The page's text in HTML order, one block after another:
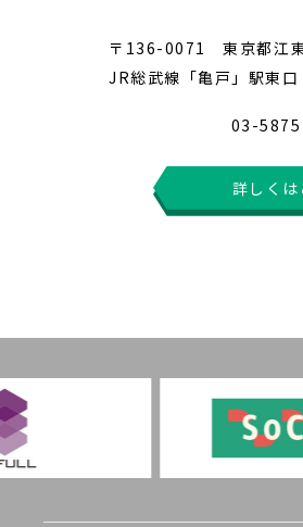
〒136-0071 東京都江
JR総武線「亀戸」駅東
03-
詳しくは